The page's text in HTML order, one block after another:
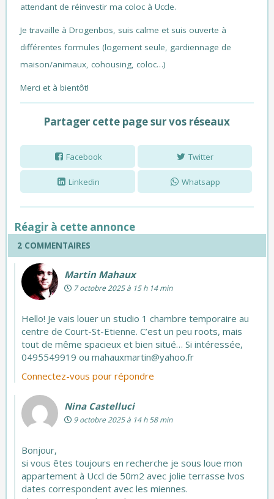
attendant de réinvestir ma coloc à Uccle.
Je travaille à Drogenbos, suis calme et suis ouverte à
différentes formules (logement seule, gardiennage de
maison/animaux, cohousing, coloc…)
Merci et à bientôt!
Partager cette page sur vos réseaux
Facebook Twitter
Linkedin Whatsapp
Réagir à cette annonce
2 COMMENTAIRES
Martin Mahaux
7 octobre 2025 à 15 h 14 min
Hello! Je vais louer un studio 1 chambre temporaire au
centre de Court-St-Etienne. C’est un peu roots, mais
tout de même spacieux et bien situé… Si intéressée,
0495549919 oumahauxmartin@yahoo.fr
Connectez-vous pour répondre
Nina Castelluci
9 octobre 2025 à 14 h 58 min
Bonjour,
si vous êtes toujours en recherche je sous loue mon
appartement à Uccl de 50m2 avec jolie terrasse lvos
dates correspondent avec les miennes.